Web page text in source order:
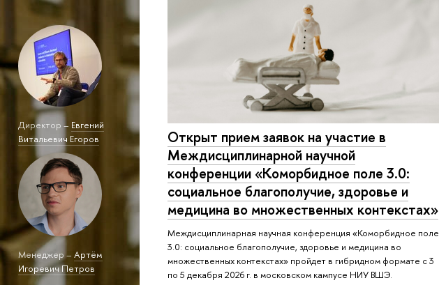
Директор – Евгений
Витальевич Егоров
Менеджер – Артём
Игоревич Петров
Открыт прием заявок на участие в
Междисциплинарной научной
конференции «Коморбидное поле 3.0:
социальное благополучие, здоровье и
медицина во множественных контекстах»
Междисциплинарная научная конференция «Коморбидное поле
3.0: социальное благополучие, здоровье и медицина во
множественных контекстах» пройдет в гибридном формате с 3
по 5 декабря 2026 г. в московском кампусе НИУ ВШЭ.